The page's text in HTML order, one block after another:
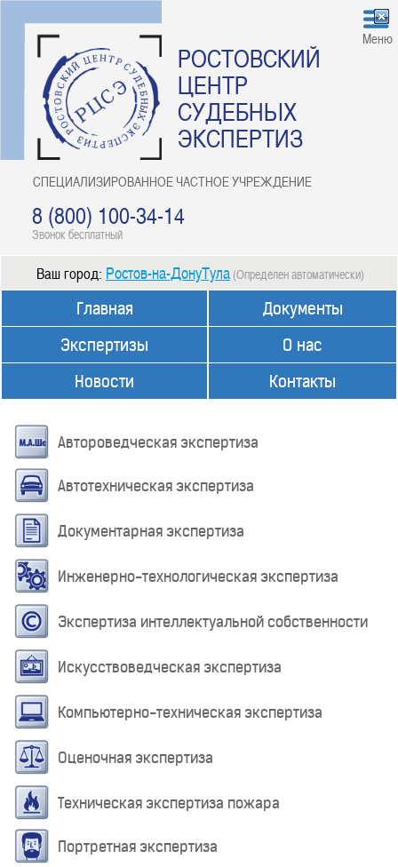
РОСТОВСКИЙ
ЦЕНТР
СУДЕБНЫХ
ЭКСПЕРТИЗ
СПЕЦИАЛИЗИРОВАННОЕ ЧАСТНОЕ УЧРЕЖДЕНИЕ
8 (800) 100-34-14
Звонок бесплатный
Меню
Ваш город: Ростов-на-ДонуТула (Определен автоматически)
Главная
Экспертизы
Новости
Документы
О нас
Контакты
Автороведческая экспертиза
Автотехническая экспертиза
Документарная экспертиза
Инженерно-технологическая экспертиза
Экспертиза интеллектуальной собственности
Искусствоведческая экспертиза
Компьютерно-техническая экспертиза
Оценочная экспертиза
Техническая экспертиза пожара
Портретная экспертиза